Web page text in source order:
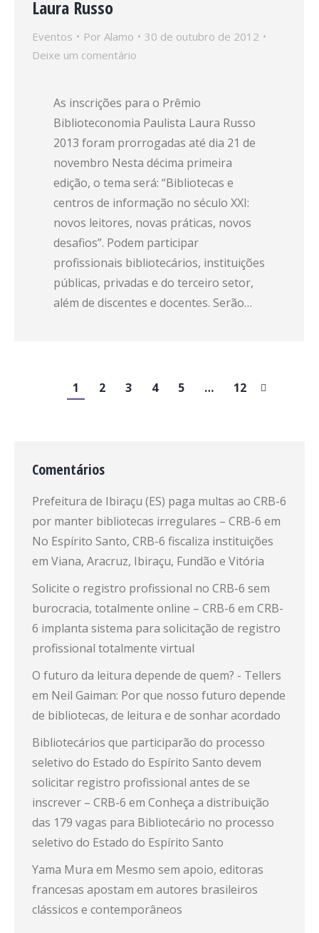
Laura Russo
Eventos Por Alamo
30 de outubro de 2012
Deixe um comentário
As inscrições para o Prêmio
Biblioteconomia Paulista Laura Russo
2013 foram prorrogadas até dia 21 de
novembro Nesta décima primeira
edição, o tema será: “Bibliotecas e
centros de informação no século XXI:
novos leitores, novas práticas, novos
desafios”. Podem participar
profissionais bibliotecários, instituições
públicas, privadas e do terceiro setor,
além de discentes e docentes. Serão…
1 2 3 4 5 … 12
Comentários
Prefeitura de Ibiraçu (ES) paga multas ao CRB-6
por manter bibliotecas irregulares – CRB-6 em
No Espírito Santo, CRB-6 fiscaliza instituições
em Viana, Aracruz, Ibiraçu, Fundão e Vitória
Solicite o registro profissional no CRB-6 sem
burocracia, totalmente online – CRB-6 em CRB-
6 implanta sistema para solicitação de registro
profissional totalmente virtual
O futuro da leitura depende de quem? - Tellers
em Neil Gaiman: Por que nosso futuro depende
de bibliotecas, de leitura e de sonhar acordado
Bibliotecários que participarão do processo
seletivo do Estado do Espírito Santo devem
solicitar registro profissional antes de se
inscrever – CRB-6 em Conheça a distribuição
das 179 vagas para Bibliotecário no processo
seletivo do Estado do Espírito Santo
Yama Mura em Mesmo sem apoio, editoras
francesas apostam em autores brasileiros
clássicos e contemporâneos